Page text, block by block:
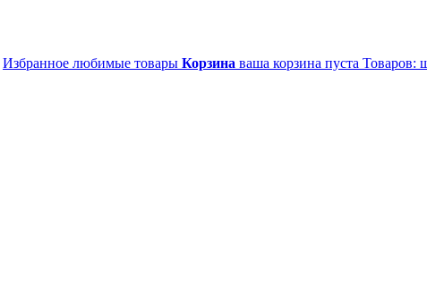
Избранное любимые товары Корзина ваша корзина пуста Товаров: